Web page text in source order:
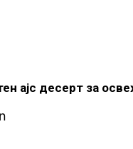
ајс десерт за